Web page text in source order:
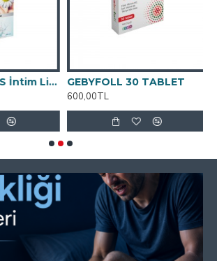
BURN OFF PLUS İntim Likit 250 ML
GEBYFOLL 30 TABLET
600,00TL